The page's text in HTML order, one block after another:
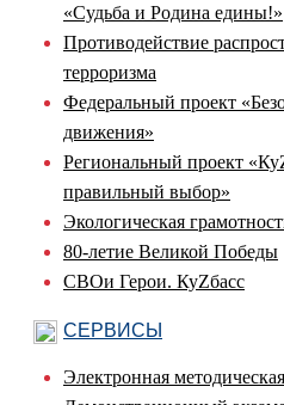
«Судьба и Родина едины!»
Противодействие
терроризма
Федеральный проект
движения»
Региональный проект
правильный выбор»
Экологическая
80-летие Великой Победы
СВОи Герои. КуZбасс
СЕРВИСЫ
Электронная